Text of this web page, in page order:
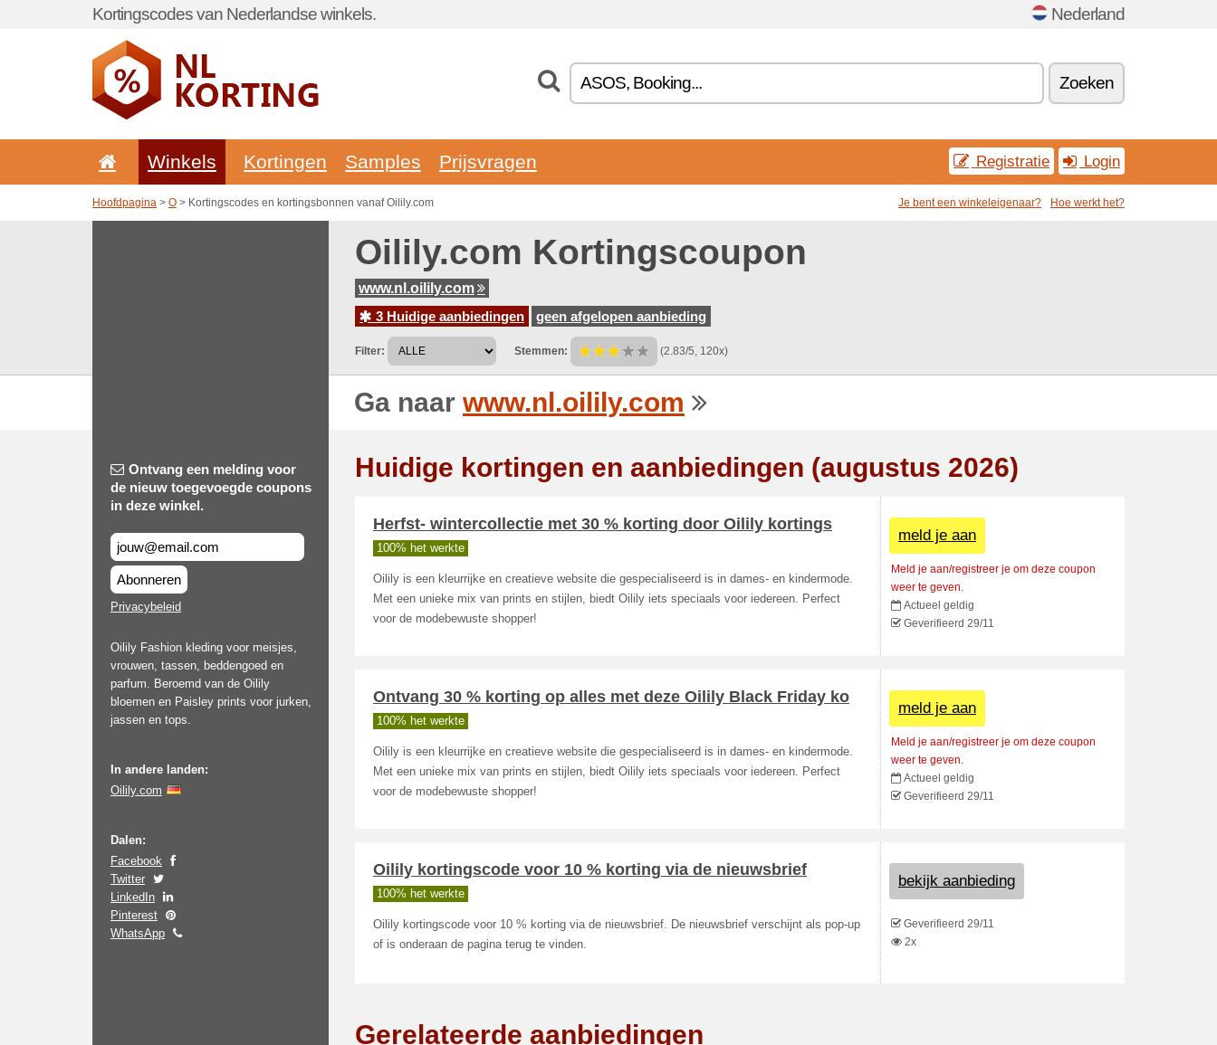
Kortingscodes van Nederlandse winkels. Nederland
Zoeken
Winkels Kortingen Samples Prijsvragen Registratie Login
Hoofdpagina > O > Kortingscodes en kortingsbonnen vanaf Oilily.com Je bent een winkeleigenaar? Hoe werkt het?
Oilily.com Kortingscoupon
www.nl.oilily.com
3 Huidige aanbiedingen
geen afgelopen aanbieding
Filter: Stemmen: (2.83/5, 120x)
Ga naar www.nl.oilily.com
Ontvang een melding voor
de nieuw toegevoegde coupons
in deze winkel.
Abonneren
Privacybeleid
Oilily Fashion kleding voor meisjes,
vrouwen, tassen, beddengoed en
parfum. Beroemd van de Oilily
bloemen en Paisley prints voor jurken,
jassen en tops.
In andere landen:
Oilily.com
Dalen:
Facebook
Twitter
LinkedIn
Pinterest
WhatsApp
Huidige kortingen en aanbiedingen (augustus 2026)
Herfst- wintercollectie met 30 % korting door Oilily kortings
100% het werkte
Oilily is een kleurrijke en creatieve website die gespecialiseerd is in dames- en kindermode.
Met een unieke mix van prints en stijlen, biedt Oilily iets speciaals voor iedereen. Perfect
voor de modebewuste shopper!
meld je aan
Meld je aan/registreer je om deze coupon
weer te geven.
Actueel geldig
Geverifieerd 29/11
Ontvang 30 % korting op alles met deze Oilily Black Friday ko
100% het werkte
Oilily is een kleurrijke en creatieve website die gespecialiseerd is in dames- en kindermode.
Met een unieke mix van prints en stijlen, biedt Oilily iets speciaals voor iedereen. Perfect
voor de modebewuste shopper!
meld je aan
Meld je aan/registreer je om deze coupon
weer te geven.
Actueel geldig
Geverifieerd 29/11
Oilily kortingscode voor 10 % korting via de nieuwsbrief
100% het werkte
Oilily kortingscode voor 10 % korting via de nieuwsbrief. De nieuwsbrief verschijnt als pop-up
of is onderaan de pagina terug te vinden.
bekijk aanbieding
Geverifieerd 29/11
2x
Gerelateerde aanbiedingen